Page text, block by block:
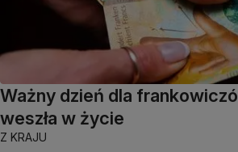
Ważny dzień dla
weszła w życie
Z KRAJU